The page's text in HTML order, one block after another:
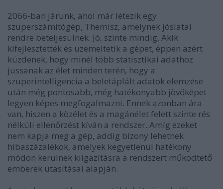
2066-ban járunk, ahol már létezik egy
szuperszámítógép, Themisz, amelynek jóslatai
rendre beteljesülnek. Jó, szinte mindig. Akik
kifejlesztették és üzemeltetik a gépet, éppen azért
küzdenek, hogy minél több statisztikai adathoz
jussanak az élet minden terén, hogy a
szuperintelligencia a beletáplált adatok elemzése
után még pontosabb, még hatékonyabb jövőképet
legyen képes megfogalmazni. Ennek azonban ára
van, hiszen a közélet és a magánélet felett szinte rés
nélküli ellenőrzést kíván a rendszer. Amíg ezeket
nem kapja meg a gép, addig bizony lehetnek
hibaszázalékok, amelyek kegyetlenül hatékony
módon kerülnek kiigazításra a rendszert működtető
emberek utasításai alapján.